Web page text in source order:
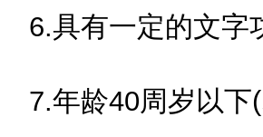
具有一定的文字
年龄40周岁以下(